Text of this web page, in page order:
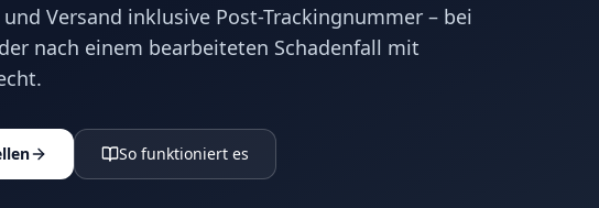
Versand inklusive Post-Trackingnummer – bei
nach einem bearbeiteten Schadenfall mit
So funktioniert es